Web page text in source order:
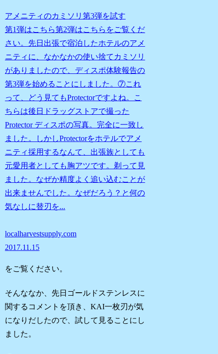
アメニティのカミソリ第3弾を試す
第1弾はこちら第2弾はこちらをご覧くだ
さい。先日出張で宿泊したホテルのアメ
ニティに、なかなかの使い捨てカミソリ
がありましたので、ディスポ体験報告の
第3弾を始めることにしました。⑦これ
って、どう見てもProtectorですよね。こ
ちらは後日ドラッグストアで撮った
Protector ディスポの写真。完全に一致し
ました。しかしProtectorをホテルでアメ
ニティ採用するなんて、出張族としても
元愛用者としても胸アツです。剃って見
ました。なぜか精度よく追い込むことが
出来ませんでした。なぜだろう？と何の
気なしに替刃を...
localharvestsupply.com
2017.11.15
をご覧ください。
そんななか、先日ゴールドステンレスに
関するコメントを頂き、KAI一枚刃が気
になりだしたので、試して見ることにし
ました。